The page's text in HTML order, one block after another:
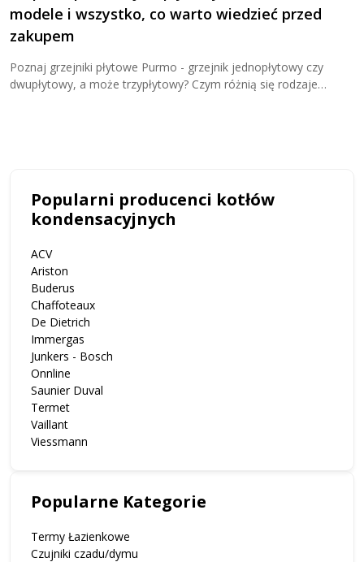
modele i wszystko, co warto wiedzieć przed
zakupem
Poznaj grzejniki płytowe Purmo - grzejnik jednopłytowy czy
dwupłytowy, a może trzypłytowy? Czym różnią się rodzaje
Popularni producenci kotłów
kondensacyjnych
ACV
Ariston
Buderus
Chaffoteaux
De Dietrich
Immergas
Junkers - Bosch
Onnline
Saunier Duval
Termet
Vaillant
Viessmann
Popularne Kategorie
Termy Łazienkowe
Czujniki czadu/dymu